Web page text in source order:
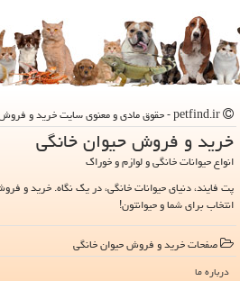
خرید و فروش حیوان خانگی
انواع حیوانات خانگی و لوازم و خوراک
پت فایند، دنیای حیوانات خانگی، در یک نگاه. خرید و
انتخاب برای شما و حیوانتون!
صفحات خرید و فروش حیوان خانگی
درباره ما